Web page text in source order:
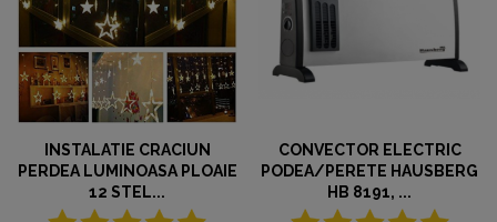
INSTALATIE CRACIUN
PERDEA LUMINOASA PLOAIE
12 STEL...
CONVECTOR ELECTRIC
PODEA/PERETE HAUSBERG
HB 8191, ...